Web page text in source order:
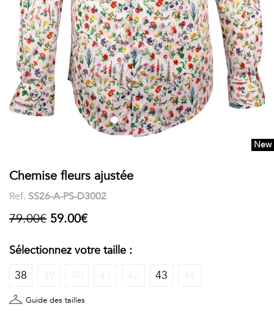
Col
Stand-
up
Voir
IMPRIMÉES
Faune
Flore
Géométriques
Talents
courtes
POLOS
FEMME
Imprimés
Chaussettes
Boxers
Accessoires
New
Chemise fleurs ajustée
Ref. SS26-A-PS-D3002
79.00€ 59.00€
Sélectionnez votre taille :
38
43
Guide des tailles